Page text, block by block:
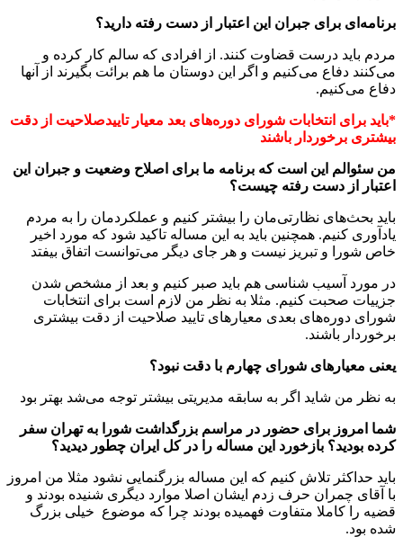
برنامه‌ای برای جبران این اعتبار از دست رفته دارید؟
مردم باید درست قضاوت کنند. از افرادی که سالم کار کرده و
می‌کنند دفاع می‌کنیم و اگر این دوستان ما هم برائت بگیرند از آنها
دفاع می‌کنیم.
*باید برای انتخابات شورای دوره‌های بعد معیار تاییدصلاحیت از دقت
بیشتری برخوردار باشند
من سئوالم این است که برنامه ما برای اصلاح وضعیت و جبران این
اعتبار از دست رفته چیست؟
باید بحث‌های نظارتی‌مان را بیشتر کنیم و عملکردمان را به مردم
یادآوری کنیم. همچنین باید به این مساله تاکید شود که مورد اخیر
خاص شورا و تبریز نیست و هر جای دیگر می‌توانست اتفاق بیفتد
در مورد آسیب شناسی هم باید صبر کنیم و بعد از مشخص شدن
جزییات صحبت کنیم. مثلا به نظر من لازم است برای انتخابات
شورای دوره‌های بعدی معیارهای تایید صلاحیت از دقت بیشتری
برخوردار باشند.
یعنی معیارهای شورای چهارم با دقت نبود؟
به نظر من شاید اگر به سابقه مدیریتی بیشتر توجه می‌شد بهتر بود
شما امروز برای حضور در مراسم بزرگداشت شورا به تهران سفر
کرده بودید؟ بازخورد این مساله را در کل ایران چطور دیدید؟
باید حداکثر تلاش کنیم که این مساله بزرگنمایی نشود مثلا من امروز
با آقای چمران حرف زدم ایشان اصلا موارد دیگری شنیده بودند و
قضیه را کاملا متفاوت فهمیده بودند چرا که موضوع خیلی بزرگ
شده بود.